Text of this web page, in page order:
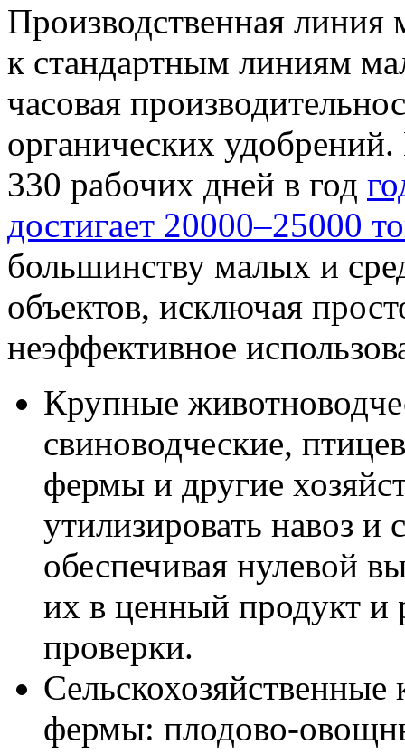
Производственная
к стандартным линиям
часовая
органических
330 рабочих дней в год
достигает 20000–25000
большинству малых и
объектов, исключая
неэффективное
Крупные
свиноводческие,
фермы и другие
утилизировать навоз
обеспечивая нулевой
их в ценный продукт и
проверки.
фермы: плодово-